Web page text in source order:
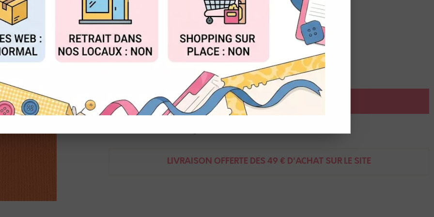
Réf. :2928-012
Cardstock texture toile
30,5 x 30,5 cm / 216g
Florence
AJOUTER AU PANIER
LIVRAISON OFFERTE DÈS 49 € D'ACHAT SUR LE SITE
ACCEPTER TOUT